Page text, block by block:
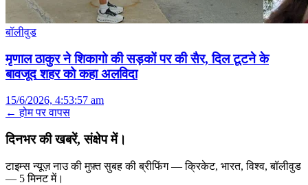
बॉलीवुड
मृणाल ठाकुर ने शिकागो की सड़कों पर की सैर, दिल टूटने के
बावजूद शहर को कहा अलविदा
15/6/2026, 4:53:57 am
← होम पर वापस
दिनभर की खबरें, संक्षेप में।
टाइम्स न्यूज़ नाउ की मुफ़्त सुबह की ब्रीफिंग — क्रिकेट, भारत, विश्व, बॉलीवुड
— 5 मिनट में।